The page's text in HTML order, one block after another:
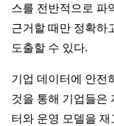
스를 전반적으로 파
근거할 때만 정확하
도출할 수 있다.
기업 데이터에 안전
것을 통해 기업들은
터와 운영 모델을